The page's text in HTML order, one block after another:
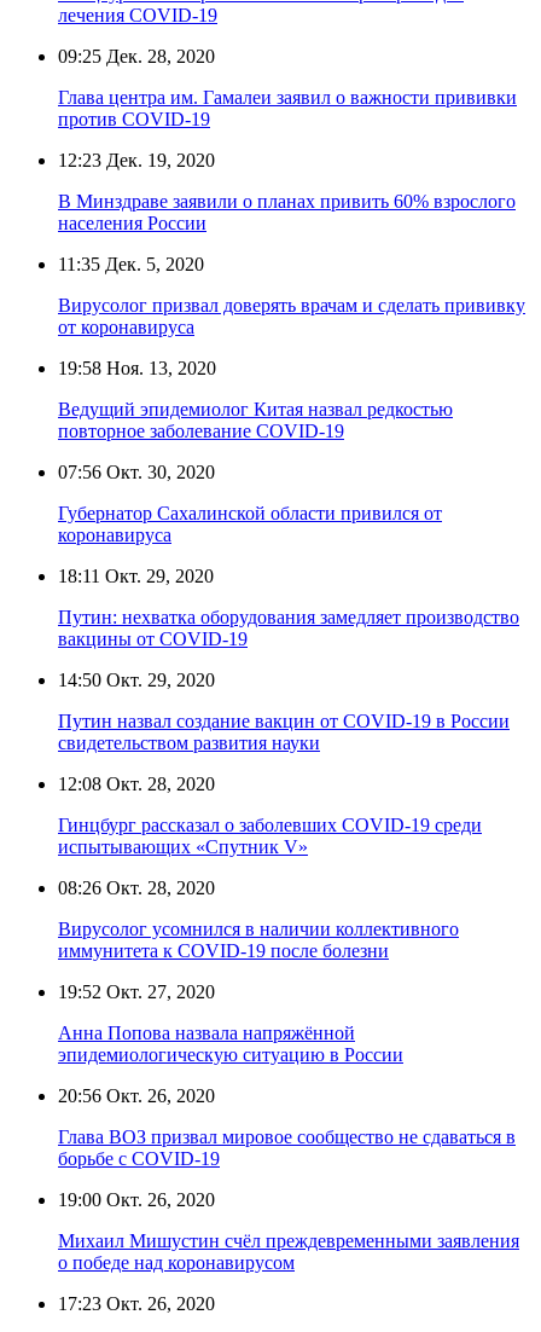
лечения COVID-19
09:25 Дек. 28, 2020
Глава центра им. Гамалеи заявил о важности прививки
против COVID-19
12:23 Дек. 19, 2020
В Минздраве заявили о планах привить 60% взрослого
населения России
11:35 Дек. 5, 2020
Вирусолог призвал доверять врачам и сделать прививку
от коронавируса
19:58 Ноя. 13, 2020
Ведущий эпидемиолог Китая назвал редкостью
повторное заболевание COVID-19
07:56 Окт. 30, 2020
Губернатор Сахалинской области привился от
коронавируса
18:11 Окт. 29, 2020
Путин: нехватка оборудования замедляет производство
вакцины от COVID-19
14:50 Окт. 29, 2020
Путин назвал создание вакцин от COVID-19 в России
свидетельством развития науки
12:08 Окт. 28, 2020
Гинцбург рассказал о заболевших COVID-19 среди
испытывающих «Спутник V»
08:26 Окт. 28, 2020
Вирусолог усомнился в наличии коллективного
иммунитета к COVID-19 после болезни
19:52 Окт. 27, 2020
Анна Попова назвала напряжённой
эпидемиологическую ситуацию в России
20:56 Окт. 26, 2020
Глава ВОЗ призвал мировое сообщество не сдаваться в
борьбе с COVID-19
19:00 Окт. 26, 2020
Михаил Мишустин счёл преждевременными заявления
о победе над коронавирусом
17:23 Окт. 26, 2020